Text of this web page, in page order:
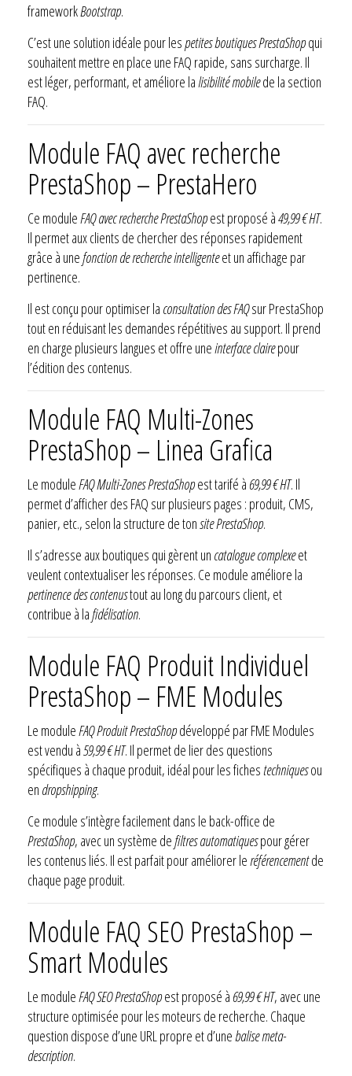
frameworkBootstrap.
C’est une solution idéale pour lespetites boutiques PrestaShopqui
souhaitent mettre en place une FAQ rapide, sans surcharge. Il
est léger, performant, et améliore la lisibilité mobilede la section
FAQ.
Module FAQ avec recherche
PrestaShop – PrestaHero
Ce moduleFAQ avec recherche PrestaShopest proposé à49,99 € HT.
Il permet aux clients de chercher des réponses rapidement
grâce à unefonction de recherche intelligenteet un affichage par
pertinence.
Il est conçu pour optimiser la consultation des FAQsur PrestaShop
tout en réduisant les demandes répétitives au support. Il prend
en charge plusieurs langues et offre uneinterface clairepour
l’édition des contenus.
Module FAQ Multi-Zones
PrestaShop – Linea Grafica
Le moduleFAQ Multi-Zones PrestaShopest tarifé à 69,99 € HT. Il
permet d’afficher des FAQ sur plusieurs pages : produit, CMS,
panier, etc., selon la structure de tonsite PrestaShop.
Il s’adresse aux boutiques qui gèrent un catalogue complexeet
veulent contextualiser les réponses. Ce module améliore la
pertinence des contenustout au long du parcours client, et
contribue à lafidélisation.
Module FAQ Produit Individuel
PrestaShop – FME Modules
Le moduleFAQ Produit PrestaShopdéveloppé par FME Modules
est vendu à59,99 € HT. Il permet de lier des questions
spécifiques à chaque produit, idéal pour les fichestechniquesou
en dropshipping.
Ce module s’intègre facilement dans le back-office de
PrestaShop, avec un système defiltres automatiquespour gérer
les contenus liés. Il est parfait pour améliorer le référencementde
chaque page produit.
Module FAQ SEO PrestaShop –
Smart Modules
Le moduleFAQ SEO PrestaShopest proposé à 69,99 € HT, avec une
structure optimisée pour les moteurs de recherche. Chaque
question dispose d’une URL propre et d’une balise meta-
description.